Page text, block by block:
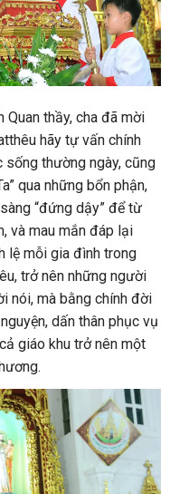
thầy, cha đã mời
hãy tự vấn chính
sống thường ngày, cũng
qua những bổn phận,
“đứng dậy” để từ
và mau mắn đáp lại
lệ mỗi gia đình trong
trở nên những người
nói, mà bằng chính đời
dấn thân phục vụ
giáo khu trở nên một